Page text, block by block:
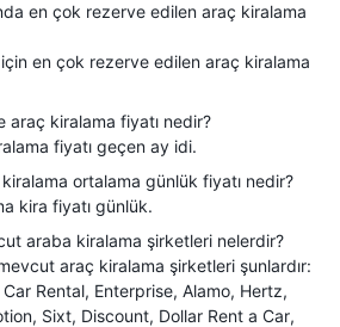
en çok rezerve edilen araç kiralama
en çok rezerve edilen araç kiralama
araç kiralama fiyatı nedir?
fiyatı geçen ay idi.
ortalama günlük fiyatı nedir?
kira fiyatı günlük.
araba kiralama şirketleri nelerdir?
araç kiralama şirketleri şunlardır:
Rental Enterprise Alamo Hertz
Sixt Discount Dollar Rent a Car